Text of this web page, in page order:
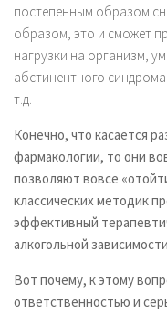
постепенным образом
образом, это и сможет
нагрузки на организм,
абстинентного
т.д.
Конечно, что касается
фармакологии, то они
позволяют вовсе
классических методик
эффективный
алкогольной
Вот почему, к этому
ответственностью и